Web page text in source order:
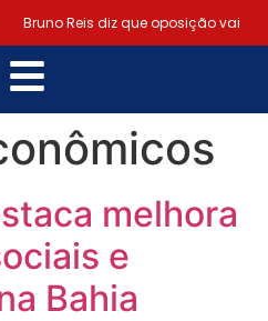
Bruno Reis diz que oposição vai
escolher melhor estratégia para vencer
eleição nacional | Último dia:
prazo para regularizar situação
eleitoral e emitir título termina hoje
(6) | Samuel Júnior luta em prol
dos profissionais de contabilidade
melhora
e
Bahia